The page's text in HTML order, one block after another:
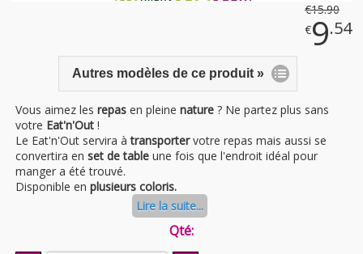
€15.90
€9.54
Autres modèles de ce produit »
Vous aimez les repas en pleine nature ? Ne partez plus sans
votre Eat'n'Out !
Le Eat'n'Out servira àtransportervotre repas mais aussi se
convertira en set de table une fois que l'endroit idéal pour
manger a été trouvé.
Disponible en plusieurs coloris.
Lire la suite...
Qté: